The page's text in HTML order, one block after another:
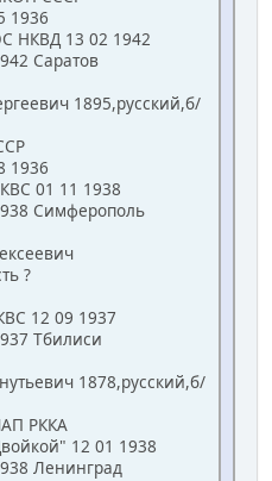
1936
НКВД 13 02 1942
Саратов
1895,русский,б/
1936
01 11 1938
Симферополь
?
12 09 1937
Тбилиси
1878,русский,б/
РККА
12 01 1938
Ленинград